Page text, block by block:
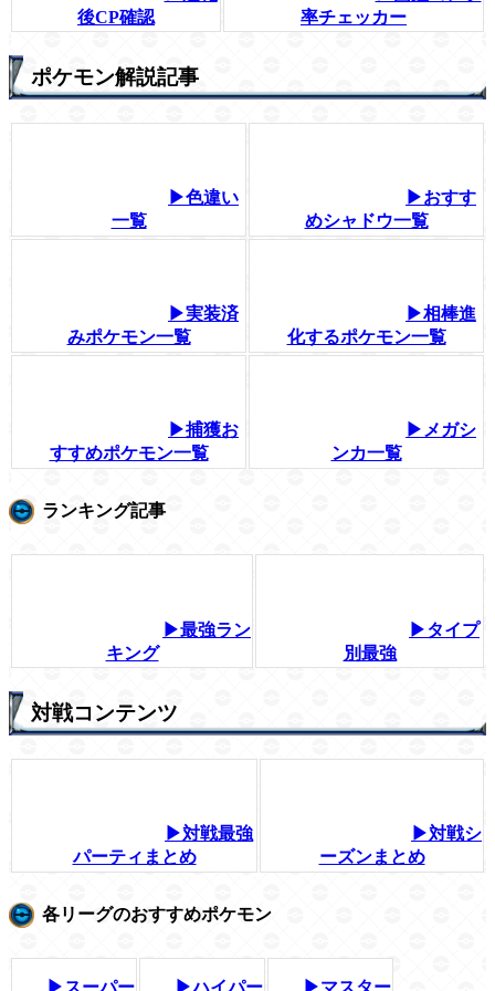
後CP確認
率チェッカー
ポケモン解説記事
▶色違い
一覧
▶おすす
めシャドウ一覧
▶実装済
みポケモン一覧
▶相棒進
化するポケモン一覧
▶捕獲お
すすめポケモン一覧
▶メガシ
ンカ一覧
ランキング記事
▶最強ラン
キング
▶タイプ
別最強
対戦コンテンツ
▶対戦最強
パーティまとめ
▶対戦シ
ーズンまとめ
各リーグのおすすめポケモン